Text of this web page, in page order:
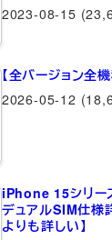
2023-08-15
【全バージョン全
2026-05-12
iPhone 15シリー
デュアルSIM仕様
よりも詳しい】